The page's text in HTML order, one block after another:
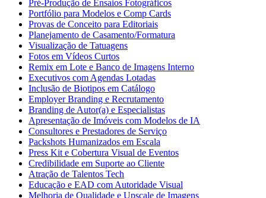
Pré-Produção de Ensaios Fotográficos
Portfólio para Modelos e Comp Cards
Provas de Conceito para Editoriais
Planejamento de Casamento/Formatura
Visualização de Tatuagens
Fotos em Vídeos Curtos
Remix em Lote e Banco de Imagens Interno
Executivos com Agendas Lotadas
Inclusão de Biotipos em Catálogo
Employer Branding e Recrutamento
Branding de Autor(a) e Especialistas
Apresentação de Imóveis com Modelos de IA
Consultores e Prestadores de Serviço
Packshots Humanizados em Escala
Press Kit e Cobertura Visual de Eventos
Credibilidade em Suporte ao Cliente
Atração de Talentos Tech
Educação e EAD com Autoridade Visual
Melhoria de Qualidade e Upscale de Imagens